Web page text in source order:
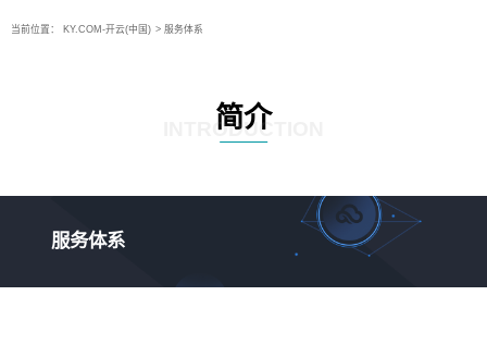
当前位置： KY.COM-开云(中国) > 服务体系
简介
INTRODUCTION
服务体系